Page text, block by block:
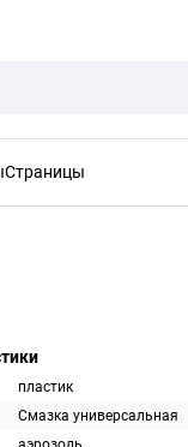
Страницы
пластик
Смазка универсальная